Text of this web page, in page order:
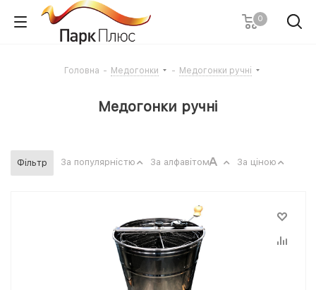
0
Головна - Медогонки - Медогонки ручні
Медогонки ручні
Фільтр За популярністю За алфавітом За ціною